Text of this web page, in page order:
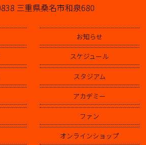
三重県桑名市和泉680
お知らせ
スケジュール
スタジアム
アカデミー
ファン
オンラインショップ